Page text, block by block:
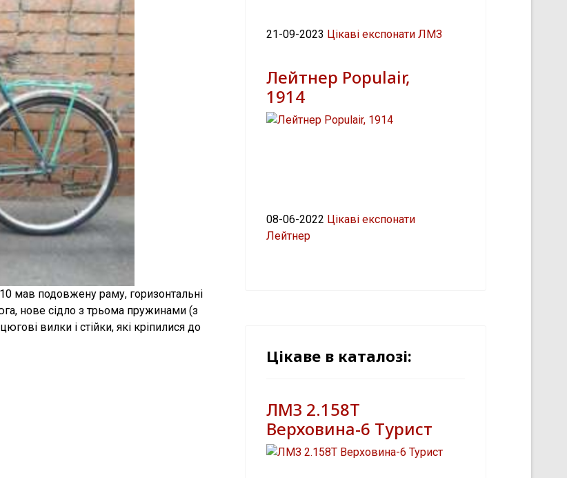
мав подовжену раму, горизонтальні
нове сідло з трьома пружинами (з
вилки і стійки, які кріпилися до
21-09-2023 Цікаві експонати ЛМЗ
Лейтнер Populair,
1914
08-06-2022 Цікаві експонати
Лейтнер
Цікаве в каталозі:
ЛМЗ 2.158Т
Верховина-6 Турист